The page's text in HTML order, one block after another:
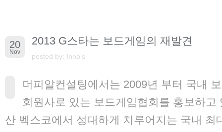
20
Nov
2013 G스타는 보드게임의 재발견
posted by: Inno's
더피알컨설팅에서는 2009년 부터 국내
회원사로 있는 보드게임협회를 홍보하고
산 벡스코에서 성대하게 치루어지는 국내 최